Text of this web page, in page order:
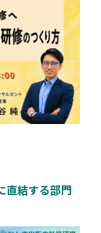
直結する部門